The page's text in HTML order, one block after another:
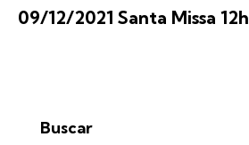
09/12/2021 Santa Missa 12h
Buscar